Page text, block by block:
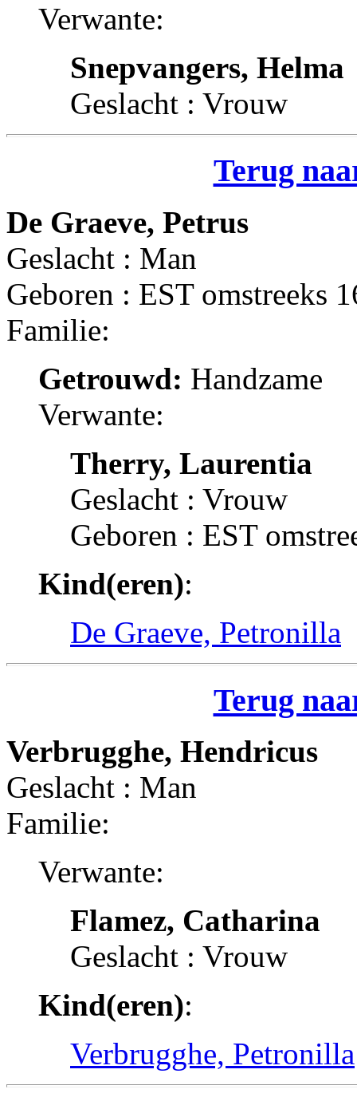
Verwante:
Snepvangers, Helma
Geslacht : Vrouw
Terug
De Graeve, Petrus
Geslacht : Man
Geboren : EST omstreeks
Familie:
Getrouwd: Handzame
Verwante:
Therry, Laurentia
Geslacht : Vrouw
Geboren : EST
Kind(eren):
De Graeve, Petronilla
Terug
Verbrugghe, Hendricus
Geslacht : Man
Familie:
Verwante:
Flamez, Catharina
Geslacht : Vrouw
Kind(eren):
Verbrugghe, Petronilla